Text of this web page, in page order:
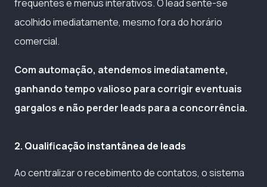
frequentes e menus interativos. O lead sente-se
acolhido imediatamente, mesmo fora do horário
comercial.
Com automação, atendemos imediatamente,
ganhando tempo valioso para corrigir eventuais
gargalos e não perder leads para a concorrência.
2. Qualificação instantânea de leads
Ao centralizar o recebimento de contatos, o sistema